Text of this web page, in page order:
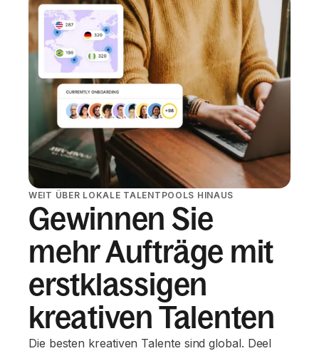
WEIT ÜBER LOKALE TALENTPOOLS HINAUS
Gewinnen Sie
mehr Aufträge mit
erstklassigen
kreativen Talenten
Die besten kreativen Talente sind global. Deel